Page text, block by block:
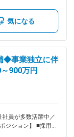
間：全社共通研修
識習得） 3週目～
進 その後、商品企
トを切り、事業独立
に関われるチャンス
ける自社製品を扱う
縦方向（リーダー・
けます。 ■職場
心理的安全性が高い
メンバーの顔が見
です。
気になる
◆事業独立に伴
900万円
社員が多数活躍中／
ン】 ■採用背